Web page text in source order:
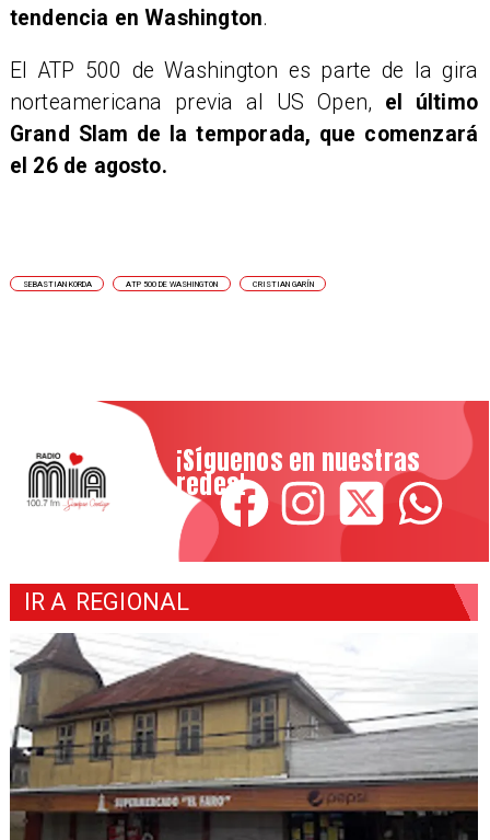
tendencia en Washington.
El ATP 500 de Washington es parte de la gira
norteamericana previa al US Open, el último
Grand Slam de la temporada, que comenzará
el 26 de agosto.
SEBASTIAN KORDA ATP 500 DE WASHINGTON CRISTIAN GARÍN
¡Síguenos en nuestras
redes!
IR A REGIONAL